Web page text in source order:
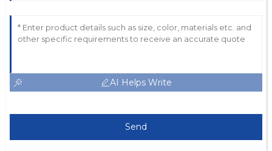
AI Helps Write
Send